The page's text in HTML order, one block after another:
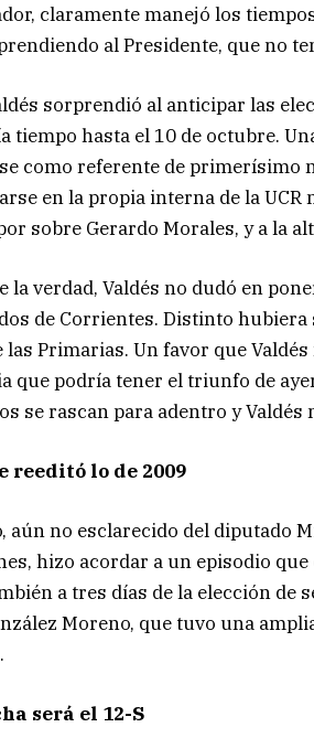
claramente manejó los
al Presidente, que no
sorprendió al anticipar las
tiempo hasta el 10 de octubre.
como referente de primerísimo
en la propia interna de la UCR
sobre Gerardo Morales, y a la
la verdad, Valdés no dudó en
de Corrientes. Distinto
las Primarias. Un favor que
que podría tener el triunfo de
se rascan para adentro y Valdés
reeditó lo de 2009
aún no esclarecido del diputado
hizo acordar a un episodio
a tres días de la elección
Moreno, que tuvo una
será el 12-S